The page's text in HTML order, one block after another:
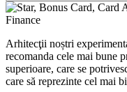
Arhitecţii noștri
recomanda cele mai bune
superioare, care se
care să reprezinte cel mai